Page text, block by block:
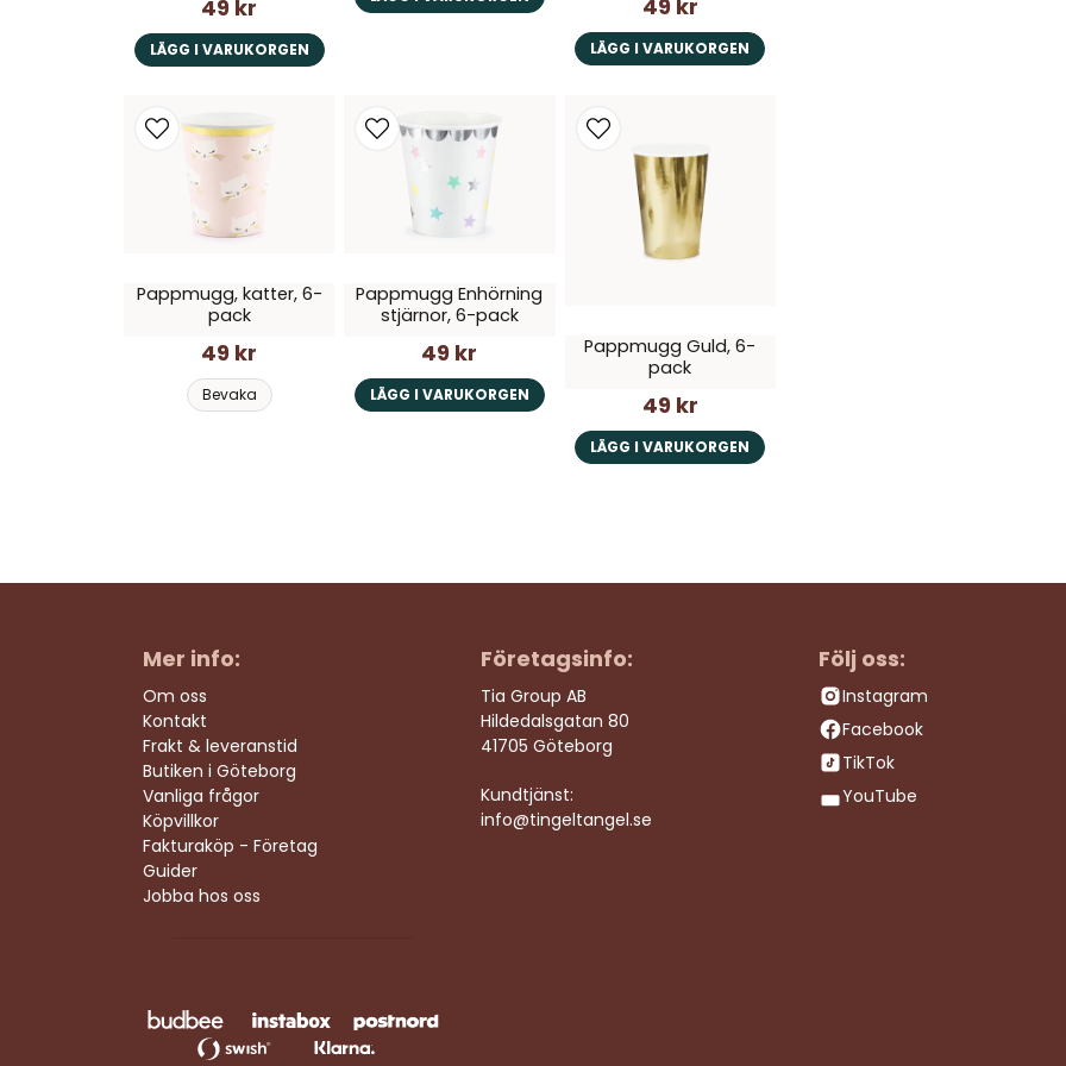
49 kr
LÄGG I VARUKORGEN
49 kr
LÄGG I VARUKORGEN
Pappmugg, katter, 6-
pack
49 kr
Bevaka
Pappmugg Enhörning
stjärnor, 6-pack
49 kr
LÄGG I VARUKORGEN
Pappmugg Guld, 6-
pack
49 kr
LÄGG I VARUKORGEN
Mer info:
Om oss
Kontakt
Frakt & leveranstid
Butiken i Göteborg
Vanliga frågor
Köpvillkor
Fakturaköp - Företag
Guider
Jobba hos oss
Företagsinfo:
Tia Group AB
Hildedalsgatan 80
41705 Göteborg
Kundtjänst:
info@tingeltangel.se
Följ oss:
Instagram
Facebook
TikTok
YouTube